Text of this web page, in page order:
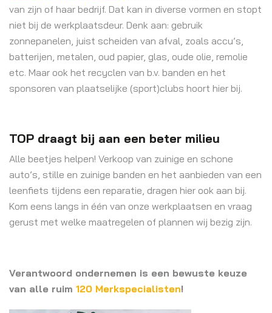
van zijn of haar bedrijf. Dat kan in diverse vormen en stopt
niet bij de werkplaatsdeur. Denk aan: gebruik
zonnepanelen, juist scheiden van afval, zoals accu’s,
batterijen, metalen, oud papier, glas, oude olie, remolie
etc. Maar ook het recyclen van b.v. banden en het
sponsoren van plaatselijke (sport)clubs hoort hier bij.
TOP draagt bij aan een beter milieu
Alle beetjes helpen! Verkoop van zuinige en schone
auto’s, stille en zuinige banden en het aanbieden van een
leenfiets tijdens een reparatie, dragen hier ook aan bij.
Kom eens langs in één van onze werkplaatsen en vraag
gerust met welke maatregelen of plannen wij bezig zijn.
Verantwoord ondernemen is een bewuste keuze
van alle ruim 120 Merkspecialisten!